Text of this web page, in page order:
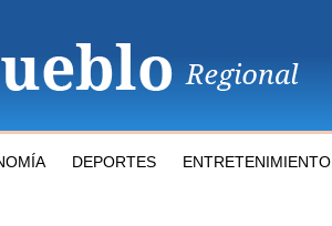
DEPORTES ENTRETENIMIENTO